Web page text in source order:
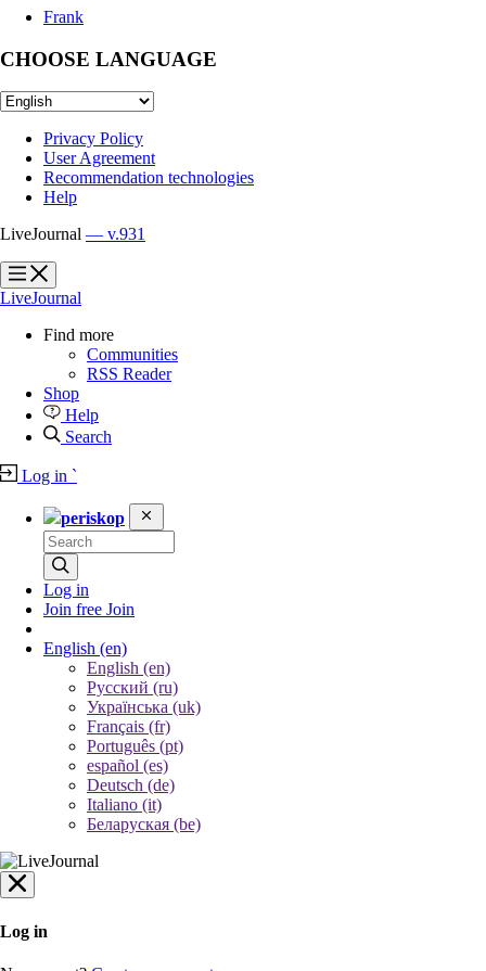
Frank
CHOOSE LANGUAGE
Privacy Policy
User Agreement
Recommendation technologies
Help
LiveJournal — v.931
?
?
LiveJournal
Find more
Communities
RSS Reader
Shop
Help
Search
Log in `
periskop
Log in
Join free Join
English (en)
English (en)
Русский (ru)
Українська (uk)
Français (fr)
Português (pt)
español (es)
Deutsch (de)
Italiano (it)
Беларуская (be)
Log in